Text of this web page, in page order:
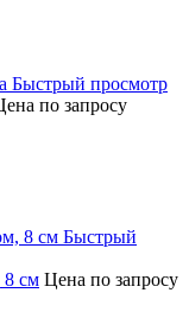
Быстрый просмотр
по запросу
Быстрый
8 см Цена по запросу